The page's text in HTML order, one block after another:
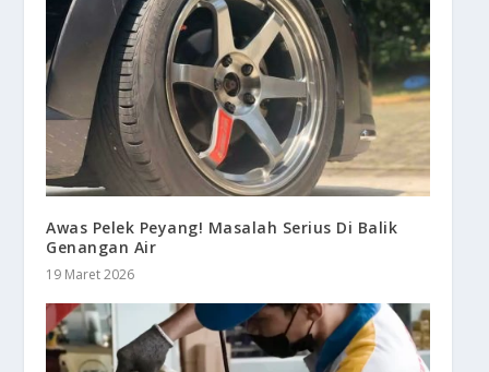
Awas Pelek Peyang! Masalah Serius Di Balik
Genangan Air
19 Maret 2026